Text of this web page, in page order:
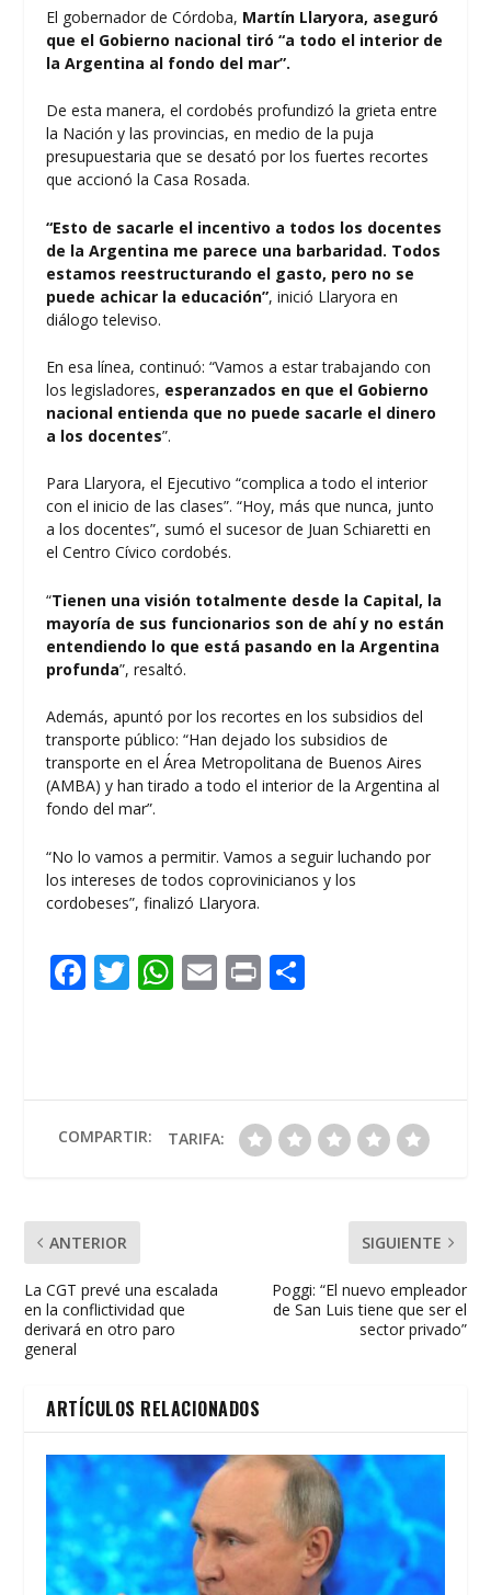
El gobernador de Córdoba, Martín Llaryora, aseguró
que el Gobierno nacional tiró “a todo el interior de
la Argentina al fondo del mar”.
De esta manera, el cordobés profundizó la grieta entre
la Nación y las provincias, en medio de la puja
presupuestaria que se desató por los fuertes recortes
que accionó la Casa Rosada.
“Esto de sacarle el incentivo a todos los docentes
de la Argentina me parece una barbaridad. Todos
estamos reestructurando el gasto, pero no se
puede achicar la educación”, inició Llaryora en
diálogo televiso.
En esa línea, continuó: “Vamos a estar trabajando con
los legisladores, esperanzados en que el Gobierno
nacional entienda que no puede sacarle el dinero
a los docentes”.
Para Llaryora, el Ejecutivo “complica a todo el interior
con el inicio de las clases”. “Hoy, más que nunca, junto
a los docentes”, sumó el sucesor de Juan Schiaretti en
el Centro Cívico cordobés.
“Tienen una visión totalmente desde la Capital, la
mayoría de sus funcionarios son de ahí y no están
entendiendo lo que está pasando en la Argentina
profunda”, resaltó.
Además, apuntó por los recortes en los subsidios del
transporte público: “Han dejado los subsidios de
transporte en el Área Metropolitana de Buenos Aires
(AMBA) y han tirado a todo el interior de la Argentina al
fondo del mar”.
“No lo vamos a permitir. Vamos a seguir luchando por
los intereses de todos coprovinicianos y los
cordobeses”, finalizó Llaryora.
F
ac
o
o
T
w
W
h
A
p
E
m
Pr
in
ar
ti
COMPARTIR: TARIFA:
ANTERIOR
La CGT prevé una escalada
en la conflictividad que
derivará en otro paro
general
SIGUIENTE
Poggi: “El nuevo empleador
de San Luis tiene que ser el
sector privado”
ARTÍCULOS RELACIONADOS